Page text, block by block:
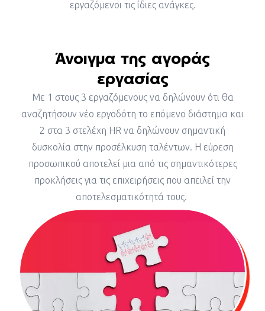
εργαζόμενοι τις ίδιες ανάγκες.
Άνοιγμα της αγοράς
εργασίας
Με 1 στους 3 εργαζόμενους να δηλώνουν ότι θα
αναζητήσουν νέο εργοδότη το επόμενο διάστημα και
2 στα 3 στελέχη HR να δηλώνουν σημαντική
δυσκολία στην προσέλκυση ταλέντων. Η εύρεση
προσωπικού αποτελεί μια από τις σημαντικότερες
προκλήσεις για τις επιχειρήσεις που απειλεί την
αποτελεσματικότητά τους.